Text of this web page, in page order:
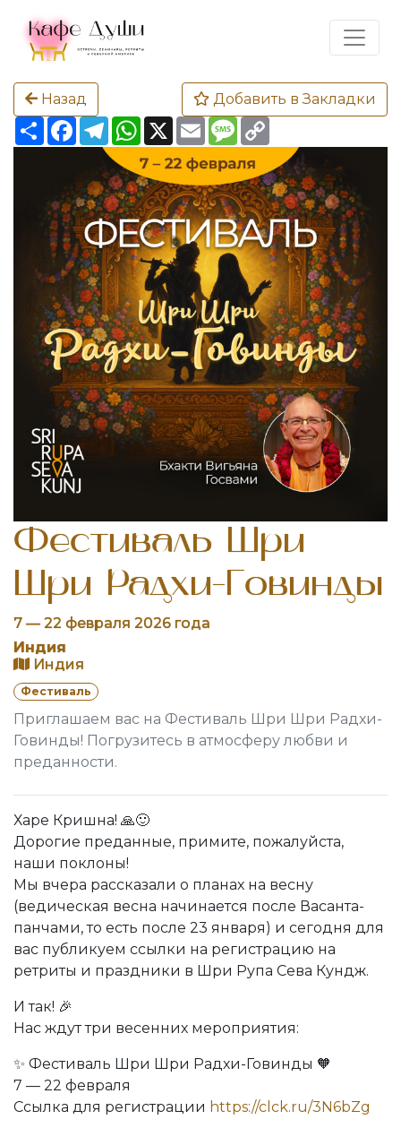
Добавить в Закладки
Назад
ShareFacebook
TelegramWhatsApp
X EmailMessage
Фестиваль Шри
Шри Радхи-Говинды
7 — 22 февраля 2026 года
Индия
Индия
Фестиваль
Приглашаем вас на Фестиваль Шри Шри Радхи-
Говинды! Погрузитесь в атмосферу любви и
преданности.
Харе Кришна! 🙏🙂
Дорогие преданные, примите, пожалуйста,
наши поклоны!
Мы вчера рассказали о планах на весну
(ведическая весна начинается после Васанта-
панчами, то есть после 23 января) и сегодня для
вас публикуем ссылки на регистрацию на
ретриты и праздники в Шри Рупа Сева Кундж.
И так! 🎉
Нас ждут три весенних мероприятия:
✨ Фестиваль Шри Шри Радхи-Говинды 🧡
7 — 22 февраля
Ссылка для регистрации https://clck.ru/3N6bZg